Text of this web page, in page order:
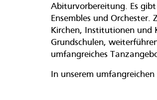
Abiturvorbereitung. Es
Ensembles und Orchester.
Kirchen, Institutionen und
Grundschulen,
umfangreiches
In unserem